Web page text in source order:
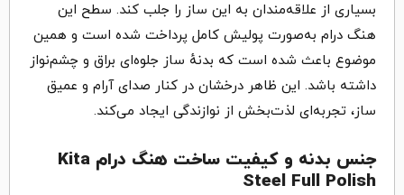
بسیاری از علاقه‌مندان به این ساز را جلب کند. سطح این
هنگ درام به‌صورت پولیش کامل پرداخت شده است و همین
موضوع باعث شده است که بدنهٔ ساز جلوه‌ای براق و چشم‌نواز
داشته باشد. این ظاهر درخشان در کنار صدای آرام و عمیق
ساز، تجربه‌ای لذت‌بخش از نوازندگی ایجاد می‌کند.
جنس بدنه و کیفیت ساخت هنگ درام Kita
Steel Full Polish